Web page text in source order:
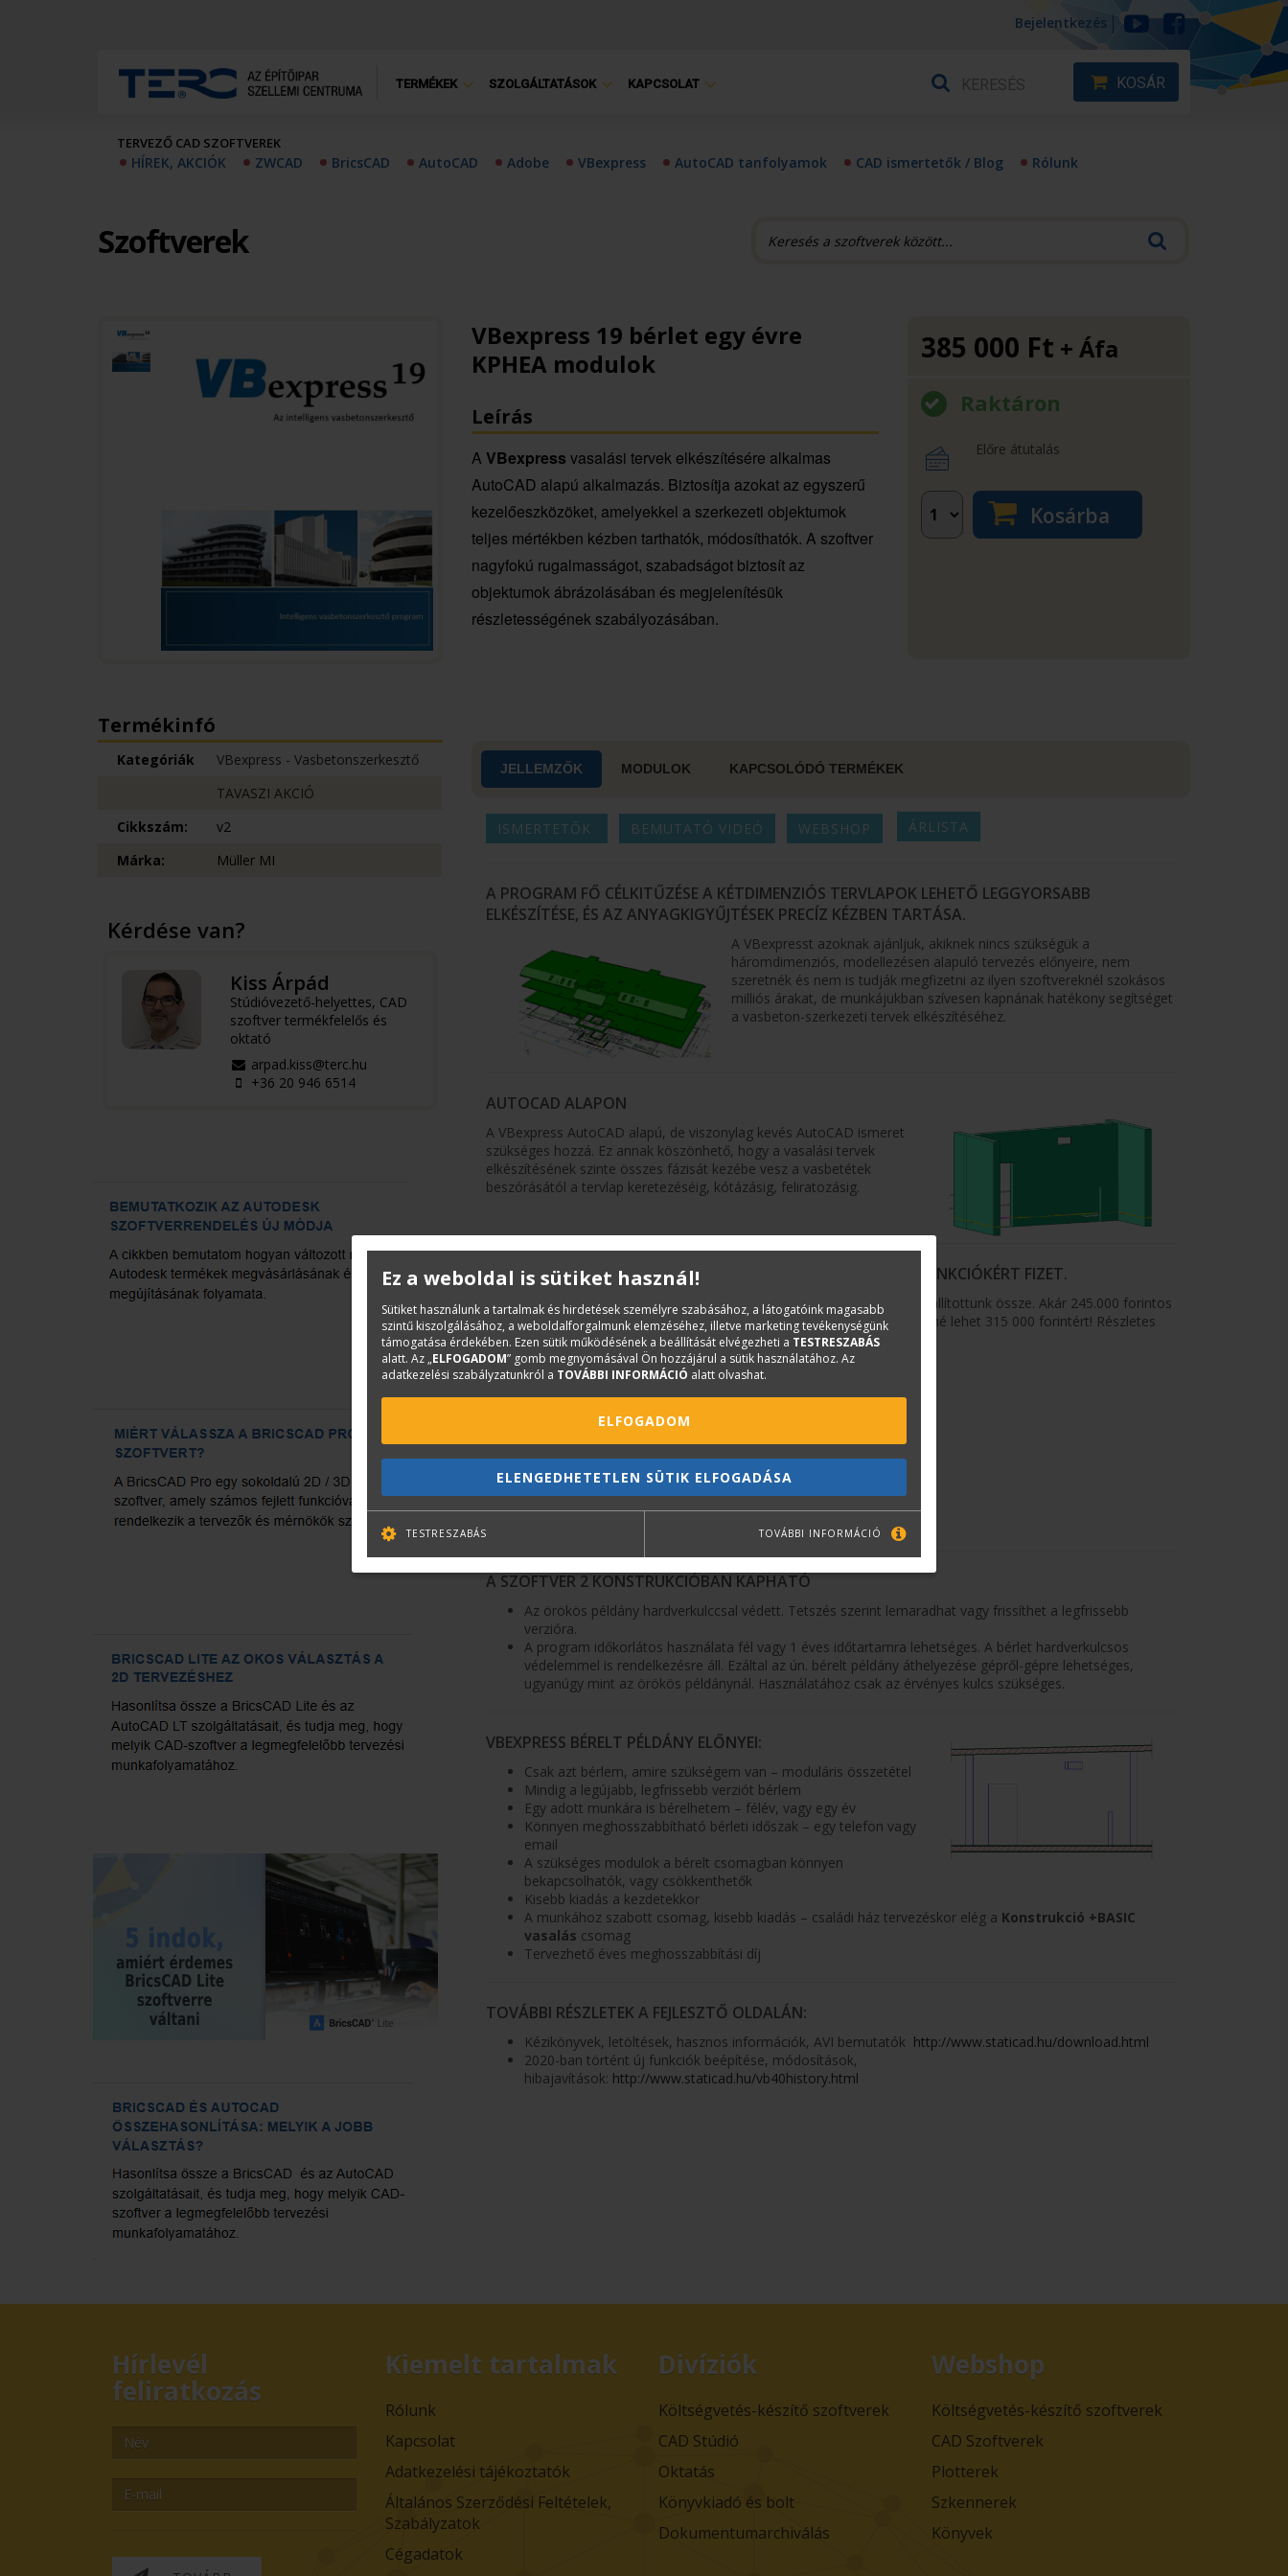
Bejelentkezés
TERMÉKEK SZOLGÁLTATÁSOK KAPCSOLAT KOSÁR
TERVEZŐ CAD SZOFTVEREK
HÍREK, AKCIÓK ZWCAD BricsCAD AutoCAD Adobe VBexpress AutoCAD tanfolyamok CAD ismertetők / Blog Rólunk
Szoftverek
VBexpress 19 bérlet egy évre
KPHEA modulok
Leírás
A VBexpress vasalási tervek elkészítésére alkalmas
AutoCAD alapú alkalmazás. Biztosítja azokat az egyszerű
kezelőeszközöket, amelyekkel a szerkezeti objektumok
teljes mértékben kézben tarthatók, módosíthatók. A szoftver
nagyfokú rugalmasságot, szabadságot biztosít az
objektumok ábrázolásában és megjelenítésük
részletességének szabályozásában.
385 000 Ft + Áfa
Raktáron
Előre átutalás
Kosárba
JELLEMZŐK MODULOK KAPCSOLÓDÓ TERMÉKEK
ISMERTETŐK BEMUTATÓ VIDEÓ WEBSHOP ÁRLISTA
A PROGRAM FŐ CÉLKITŰZÉSE A KÉTDIMENZIÓS TERVLAPOK LEHETŐ LEGGYORSABB
ELKÉSZÍTÉSE, ÉS AZ ANYAGKIGYŰJTÉSEK PRECÍZ KÉZBEN TARTÁSA.
A VBexpresst azoknak ajánljuk, akiknek nincs szükségük a
háromdimenziós, modellezésen alapuló tervezés előnyeire, nem
szeretnék és nem is tudják megfizetni az ilyen szoftvereknél szokásos
milliós árakat, de munkájukban szívesen kapnának hatékony segítséget
a vasbeton-szerkezeti tervek elkészítéséhez.
AUTOCAD ALAPON
A VBexpress AutoCAD alapú, de viszonylag kevés AutoCAD ismeret
szükséges hozzá. Ez annak köszönhető, hogy a vasalási tervek
elkészítésének szinte összes fázisát kezébe vesz a vasbetétek
beszórásától a tervlap keretezéséig, kótázásig, feliratozásig.
MODULÁRIS VÁLTOZAT ELŐNYE, HOGY CSAK A SZÜKSÉGES FUNKCIÓKÉRT FIZET.
A program funkcióit modulokba szerveztük. A modulokból csomagokat állítottunk össze. Akár 245.000 forintos
áron megveheti a minimál csomagot, de a családi ház csomag is már Öné lehet 315 000 forintért! Részletes
ismertető a MODULOK fülön.
Az alap Konstrukció modul mellé választhatja az alábbiakat:
VBexpress - Szereltvas BASIC modul *
VBexpress - Szereltvas PRO modul *
VBexpress - HegesztettHáló modul *
VBexpress - Előregyártott elemek modul *
VBexpress - Alkatrész modul *
VBexpress - Zsalumodul modul
A SZOFTVER 2 KONSTRUKCIÓBAN KAPHATÓ
Az örökös példány hardverkulccsal védett. Tetszés szerint lemaradhat vagy frissíthet a legfrissebb
verzióra.
A program időkorlátos használata fél vagy 1 éves időtartamra lehetséges. A bérlet hardverkulcsos
védelemmel is rendelkezésre áll. Ezáltal az ún. bérelt példány áthelyezése gépről-gépre lehetséges,
ugyanúgy mint az örökös példánynál. Használatához csak az érvényes kulcs szükséges.
VBEXPRESS BÉRELT PÉLDÁNY ELŐNYEI:
Csak azt bérlem, amire szükségem van – moduláris összetétel
Mindig a legújabb, legfrissebb verziót bérlem
Egy adott munkára is bérelhetem – félév, vagy egy év
Könnyen meghosszabbítható bérleti időszak – egy telefon vagy
email
A szükséges modulok a bérelt csomagban könnyen
bekapcsolhatók, vagy csökkenthetők
Kisebb kiadás a kezdetekkor
A munkához szabott csomag, kisebb kiadás – családi ház tervezéskor elég a Konstrukció +BASIC
vasalás csomag
Tervezhető éves meghosszabbítási díj
TOVÁBBI RÉSZLETEK A FEJLESZTŐ OLDALÁN:
Kézikönyvek, letöltések, hasznos információk, AVI bemutatók http://www.staticad.hu/download.html
2020-ban történt új funkciók beépítése, módosítások,
hibajavítások: http://www.staticad.hu/vb40history.html
Termékinfó
Kategóriák
VBexpress - Vasbetonszerkesztő
TAVASZI AKCIÓ
Cikkszám:
v2
Márka:
Müller MI
Kérdése van?
Kiss Árpád
Stúdióvezető-helyettes, CAD
szoftver termékfelelős és
oktató
arpad.kiss@terc.hu
+36 20 946 6514
Hírlevél
feliratkozás
Kiemelt tartalmak
Rólunk
Kapcsolat
Adatkezelési tájékoztatók
Általános Szerződési Feltételek,
Szabályzatok
Cégadatok
Divíziók
Költségvetés-készítő szoftverek
CAD Stúdió
Oktatás
Könyvkiadó és bolt
Dokumentumarchiválás
Webshop
Költségvetés-készítő szoftverek
CAD Szoftverek
Plotterek
Szkennerek
Könyvek
Ez a weboldal is sütiket használ!
Sütiket használunk a tartalmak és hirdetések személyre szabásához, a látogatóink magasabb
szintű kiszolgálásához, a weboldalforgalmunk elemzéséhez, illetve marketing tevékenységünk
támogatása érdekében. Ezen sütik működésének a beállítását elvégezheti a TESTRESZABÁS
alatt. Az „ELFOGADOM” gomb megnyomásával Ön hozzájárul a sütik használatához. Az
adatkezelési szabályzatunkról a TOVÁBBI INFORMÁCIÓ alatt olvashat.
ELFOGADOM
ELENGEDHETETLEN SÜTIK ELFOGADÁSA
TESTRESZABÁS TOVÁBBI INFORMÁCIÓ